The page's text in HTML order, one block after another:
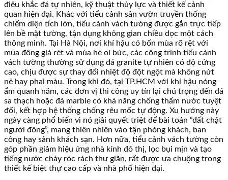
điêu khắc đá tự nhiên, kỹ thuật thủy lực và thiết kế cảnh
quan hiện đại. Khác với tiểu cảnh sân vườn truyền thống
chiếm diện tích lớn, tiểu cảnh vách tường được gắn trực tiếp
lên bề mặt tường, tận dụng không gian chiều dọc một cách
thông minh. Tại Hà Nội, nơi khí hậu có bốn mùa rõ rệt với
mùa đông giá rét và mùa hè oi bức, các công trình tiểu cảnh
vách tường thường sử dụng đá granite tự nhiên có độ cứng
cao, chịu được sự thay đổi nhiệt độ đột ngột mà không nứt
nẻ hay phai màu. Trong khi đó, tại TP.HCM với khí hậu nóng
ẩm quanh năm, các đơn vị thi công uy tín lại chú trọng đến đá
sa thạch hoặc đá marble có khả năng chống thấm nước tuyệt
đối, kết hợp hệ thống chống rêu mốc tự động. Xu hướng này
ngày càng phổ biến vì nó giải quyết triệt để bài toán “đất chật
người đông”, mang thiên nhiên vào tận phòng khách, ban
công hay sảnh khách sạn. Hơn nữa, tiểu cảnh vách tường còn
góp phần giảm hiệu ứng nhà kính đô thị, lọc bụi mịn và tạo
tiếng nước chảy róc rách thư giãn, rất được ưa chuộng trong
thiết kế biệt thự cao cấp và nhà phố hiện đại.